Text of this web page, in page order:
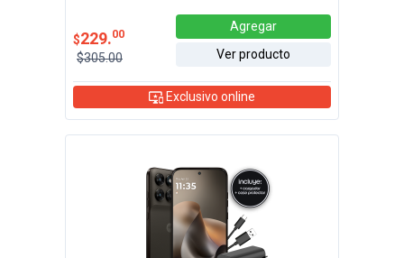
$229.00
$305.00
Agregar
Ver producto
Exclusivo online